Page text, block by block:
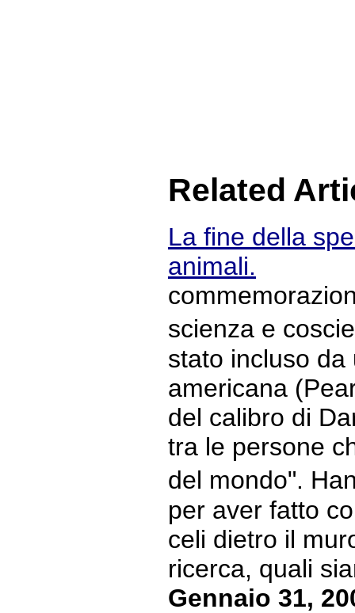
Related
La fine della
animali.
scienza e
stato incluso
americana
del calibro di
tra le persone
del mondo".
per aver fatto
celi dietro il
ricerca, quali
Gennaio 31,